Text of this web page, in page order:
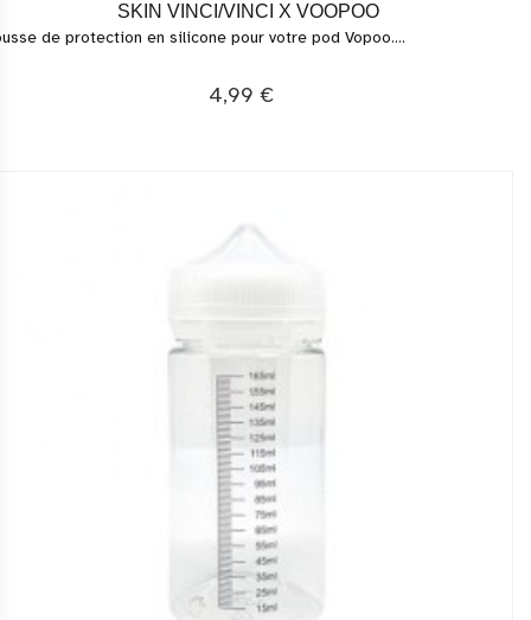
SKIN VINCI/VINCI X VOOPOO
de protection en silicone pour votre pod Vopoo....
4,99 €